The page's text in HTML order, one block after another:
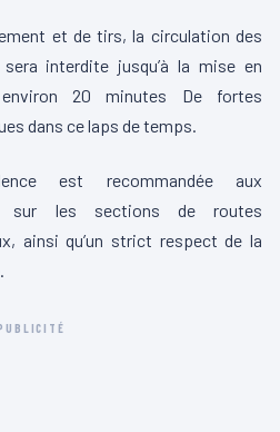
et de tirs, la circulation des
interdite jusqu’à la mise en
20 minutes De fortes
dans ce laps de temps.
est recommandée aux
sur les sections de routes
ainsi qu’un strict respect de la